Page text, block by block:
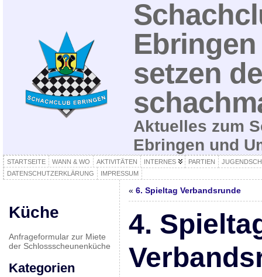
setzen
Aktuelles zum
Ebringen und
STARTSEITE WANN & WO AKTIVITÄTEN INTERNES PARTIEN
DATENSCHUTZERKLÄRUNG
IMPRESSUM
Küche
Anfrageformular zur Miete
der Schlossscheunenküche
Kategorien
« 6. Spieltag Verbandsrunde
4.